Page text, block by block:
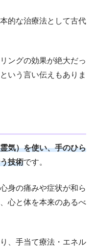
的な治療法として古代
ングの効果が絶大だっ
いう言い伝えもありま
気）を使い、手のひら
技術です。
身の痛みや症状が和ら
心と体を本来のあるべ
、手当て療法・エネル